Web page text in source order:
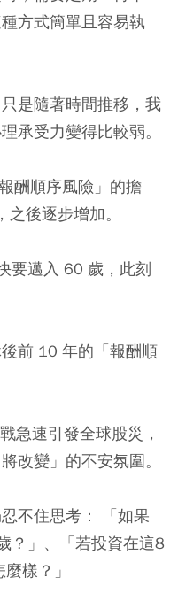
方式簡單且容易執
是隨著時間推移，我
承受力變得比較弱。
酬順序風險」的擔
後逐步增加。
要邁入 60 歲，此刻
前 10 年的「報酬順
急速引發全球股災，
改變」的不安氛圍。
不住思考： 「如果
？」、「若投資在這8
樣？」